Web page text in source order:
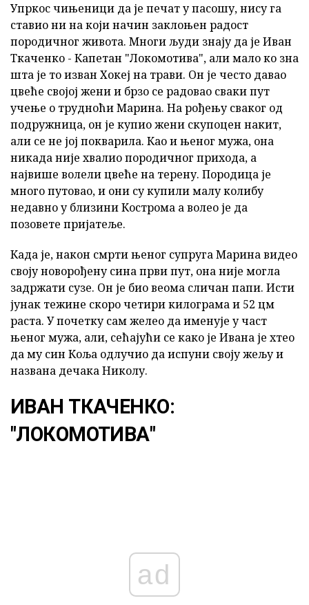
Упркос чињеници да је печат у пасошу, нису га
ставио ни на који начин заклоњен радост
породичног живота. Многи људи знају да је Иван
Ткаченко - Капетан "Локомотива", али мало ко зна
шта је то изван Хокеј на трави. Он је често давао
цвеће својој жени и брзо се радовао сваки пут
учење о трудноћи Марина. На рођењу сваког од
подружница, он је купио жени скупоцен накит,
али се не јој покварила. Као и њеног мужа, она
никада није хвалио породичног прихода, а
највише волели цвеће на терену. Породица је
много путовао, и они су купили малу колибу
недавно у близини Кострома а волео је да
позовете пријатеље.
Када је, након смрти њеног супруга Марина видео
своју новорођену сина први пут, она није могла
задржати сузе. Он је био веома сличан папи. Исти
јунак тежине скоро четири килограма и 52 цм
раста. У почетку сам желео да именује у част
њеног мужа, али, сећајући се како је Ивана је хтео
да му син Коља одлучио да испуни своју жељу и
названа дечака Николу.
ИВАН ТКАЧЕНКО:
"ЛОКОМОТИВА"
ad